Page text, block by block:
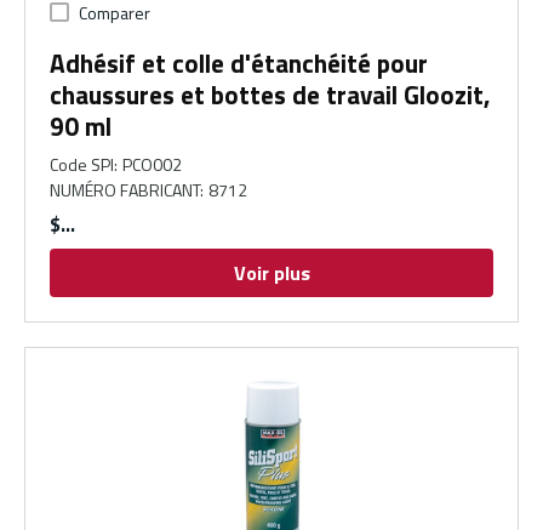
Comparer
Adhésif et colle d'étanchéité pour
chaussures et bottes de travail Gloozit,
90 ml
Code SPI: PCO002
NUMÉRO FABRICANT: 8712
$
Voir plus